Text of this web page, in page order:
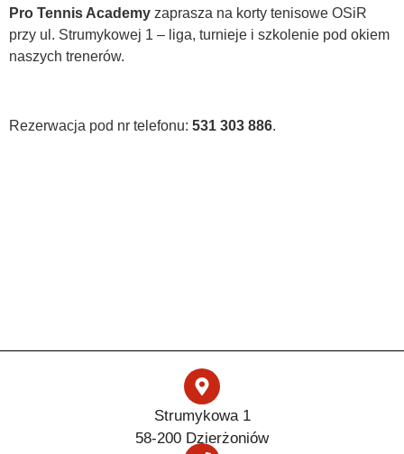
Pro Tennis Academy zaprasza na korty tenisowe OSiR
przy ul. Strumykowej 1 – liga, turnieje i szkolenie pod okiem
naszych trenerów.
Rezerwacja pod nr telefonu: 531 303 886.
Strumykowa 1
58-200 Dzierżoniów